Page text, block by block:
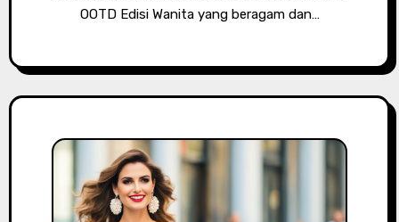
OOTD Edisi Wanita yang beragam dan…